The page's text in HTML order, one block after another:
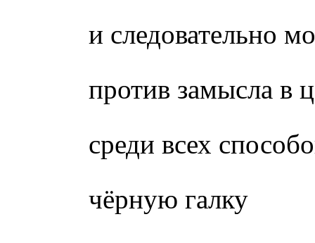
и следовательно
против замысла в
среди всех
чёрную галку